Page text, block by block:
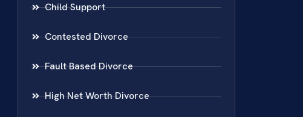
Child Support
Contested Divorce
Fault Based Divorce
High Net Worth Divorce